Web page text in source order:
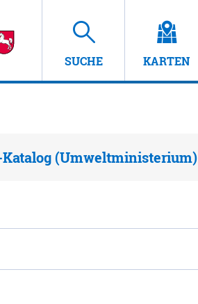
SUCHE KARTEN
(Umweltministerium)